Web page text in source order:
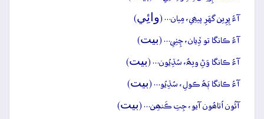
آءُ پِرِين گهَرِ پيھِي، مِيان… (وائِي)
آءُ ڪانگا تو ڏِيان، چِٺِي… (بيت)
آءُ ڪانگا وَڻِ ويھُ، سُڌِيُون… (بيت)
آءُ ڪانگا ٻَھُ ڪولِ، سُڌِيُو… (بيت)
آئُون اُتاھُون آيو، جِتِ ڪَنھِن… (بيت)